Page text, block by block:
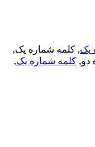
, کلمه شماره یک,
کلمه شماره یک,